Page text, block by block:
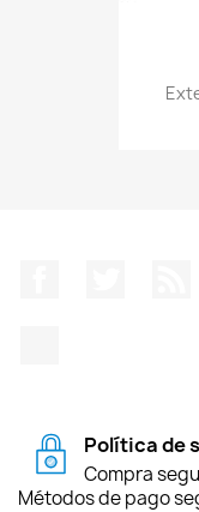
Política de
Compra
Métodos de pago